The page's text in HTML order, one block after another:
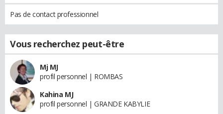
Pas de contact professionnel
Vous recherchez peut-être
Mj MJ
profil personnel | ROMBAS
Kahina MJ
profil personnel | GRANDE KABYLIE